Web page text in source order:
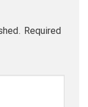
Required